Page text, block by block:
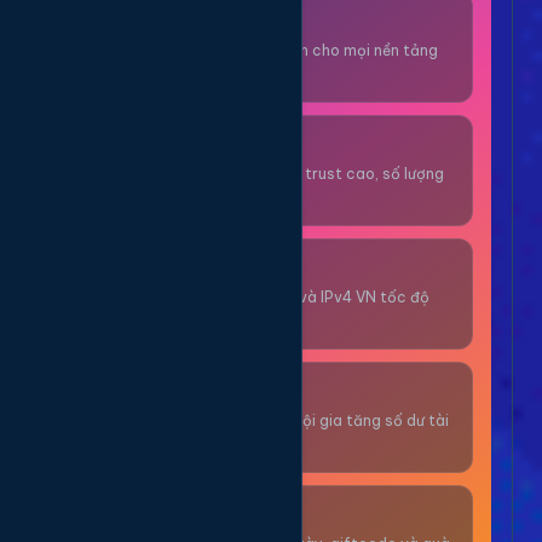
Nhận code xác minh cho mọi nền tảng
Tài khoản gmail cổ, trust cao, số lượng
Proxy dân cư xoay và IPv4 VN tốc độ
Thư giãn và có cơ hội gia tăng số dư tài